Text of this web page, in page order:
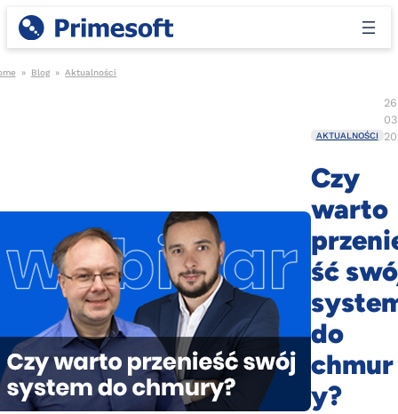
» Blog » Aktualności
AKTUALNOŚCI
Czy
warto
ść
do
chmur
y?